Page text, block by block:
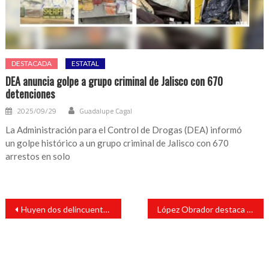
DESTACADA ESTATAL
DEA anuncia golpe a grupo criminal de Jalisco con 670
detenciones
2025/09/29 Guadalupe Cagal
La Administración para el Control de Drogas (DEA) informó
un golpe histórico a un grupo criminal de Jalisco con 670
arrestos en solo
Navegación
entradas
Huyen dos delincuentes durante audiencia en Orizaba López Obrador destaca acuerdo con maestros y agradece apertura al diálogo